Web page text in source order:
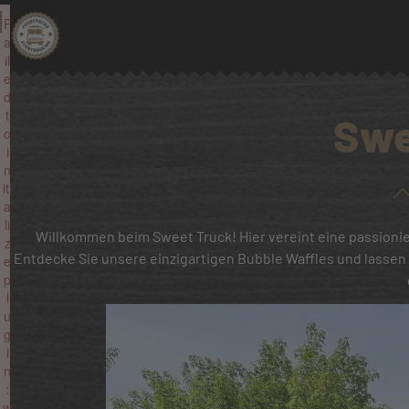
Willkommen beim Sweet Truck! Hier vereint eine
Entdecke Sie unsere einzigartigen Bubble Waffles und
F
a
il
e
d
t
o
i
n
iti
a
li
z
e
p
l
u
g
i
n
: